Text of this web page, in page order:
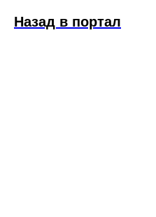
Назад в портал